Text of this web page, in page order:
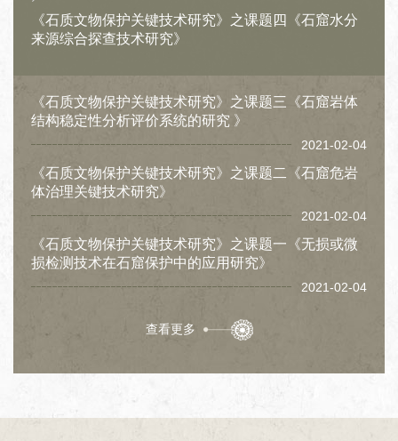
《石质文物保护关键技术研究》之课题四《石窟水分
来源综合探查技术研究》
《石质文物保护关键技术研究》之课题三《石窟岩体
结构稳定性分析评价系统的研究 》
2021-02-04
《石质文物保护关键技术研究》之课题二《石窟危岩
体治理关键技术研究》
2021-02-04
《石质文物保护关键技术研究》之课题一《无损或微
损检测技术在石窟保护中的应用研究》
2021-02-04
查看更多